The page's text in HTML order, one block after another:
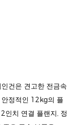
건은 견고한 전금속
안정적인 12kg의 플
인치 연결 플랜지, 정